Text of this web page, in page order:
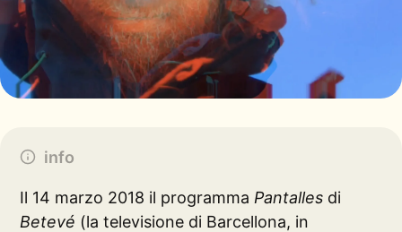
info
Il 14 marzo 2018 il programma Pantallesdi
Betevé (la televisione di Barcellona, in